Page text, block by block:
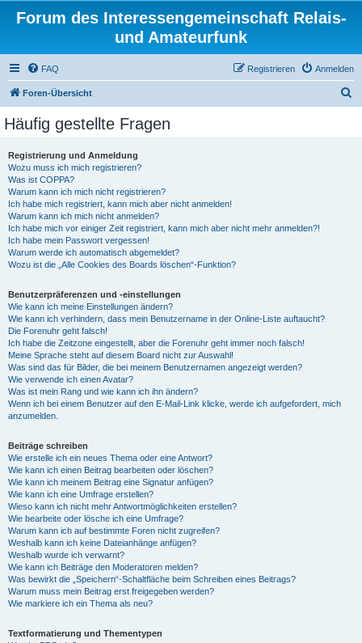
Forum des Interessengemeinschaft Relais-
und Amateurfunk
FAQ Anmelden
Registrieren
Foren-Übersicht
Häufig gestellte Fragen
Registrierung und Anmeldung
Wozu muss ich mich registrieren?
Was ist COPPA?
Warum kann ich mich nicht registrieren?
Ich habe mich registriert, kann mich aber nicht anmelden!
Warum kann ich mich nicht anmelden?
Ich habe mich vor einiger Zeit registriert, kann mich aber nicht mehr anmelden?!
Ich habe mein Passwort vergessen!
Warum werde ich automatisch abgemeldet?
Wozu ist die „Alle Cookies des Boards löschen“-Funktion?
Benutzerpräferenzen und -einstellungen
Wie kann ich meine Einstellungen ändern?
Wie kann ich verhindern, dass mein Benutzername in der Online-Liste auftaucht?
Die Forenuhr geht falsch!
Ich habe die Zeitzone eingestellt, aber die Forenuhr geht immer noch falsch!
Meine Sprache steht auf diesem Board nicht zur Auswahl!
Was sind das für Bilder, die bei meinem Benutzernamen angezeigt werden?
Wie verwende ich einen Avatar?
Was ist mein Rang und wie kann ich ihn ändern?
Wenn ich bei einem Benutzer auf den E-Mail-Link klicke, werde ich aufgefordert, mich
anzumelden.
Beiträge schreiben
Wie erstelle ich ein neues Thema oder eine Antwort?
Wie kann ich einen Beitrag bearbeiten oder löschen?
Wie kann ich meinem Beitrag eine Signatur anfügen?
Wie kann ich eine Umfrage erstellen?
Wieso kann ich nicht mehr Antwortmöglichkeiten erstellen?
Wie bearbeite oder lösche ich eine Umfrage?
Warum kann ich auf bestimmte Foren nicht zugreifen?
Weshalb kann ich keine Dateianhänge anfügen?
Weshalb wurde ich verwarnt?
Wie kann ich Beiträge den Moderatoren melden?
Was bewirkt die „Speichern“-Schaltfläche beim Schreiben eines Beitrags?
Warum muss mein Beitrag erst freigegeben werden?
Wie markiere ich ein Thema als neu?
Textformatierung und Thementypen